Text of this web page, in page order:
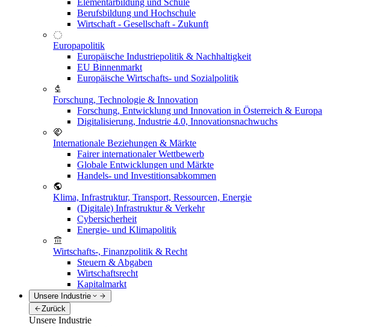
Elementarbildung und Schule
Berufsbildung und Hochschule
Wirtschaft - Gesellschaft - Zukunft
Europapolitik
Europäische Industriepolitik & Nachhaltigkeit
EU Binnenmarkt
Europäische Wirtschafts- und Sozialpolitik
Forschung, Technologie & Innovation
Forschung, Entwicklung und Innovation in Österreich & Europa
Digitalisierung, Industrie 4.0, Innovationsnachwuchs
Internationale Beziehungen & Märkte
Fairer internationaler Wettbewerb
Globale Entwicklungen und Märkte
Handels- und Investitionsabkommen
Klima, Infrastruktur, Transport, Ressourcen, Energie
(Digitale) Infrastruktur & Verkehr
Cybersicherheit
Energie- und Klimapolitik
Wirtschafts-, Finanzpolitik & Recht
Steuern & Abgaben
Wirtschaftsrecht
Kapitalmarkt
Unsere Industrie
Zurück
Unsere Industrie